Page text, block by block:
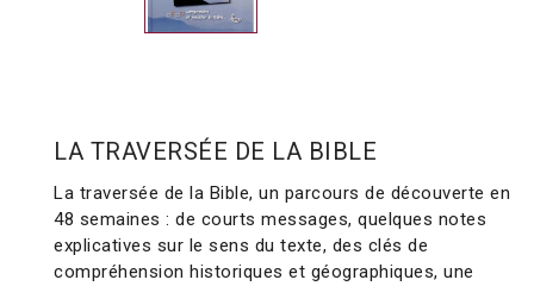
LA TRAVERSÉE DE LA BIBLE
La traversée de la Bible, un parcours de découverte en
48 semaines : de courts messages, quelques notes
explicatives sur le sens du texte, des clés de
compréhension historiques et géographiques, une